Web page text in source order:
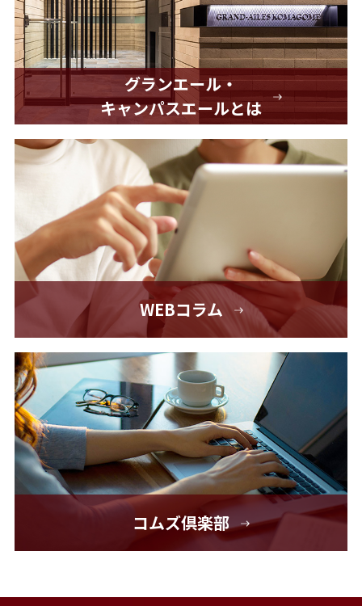
グランエール・
キャンパスエールとは
WEBコラム
コムズ倶楽部